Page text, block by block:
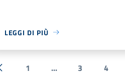
LEGGI DI PIÙ
« Precedente
1 ... 3 4